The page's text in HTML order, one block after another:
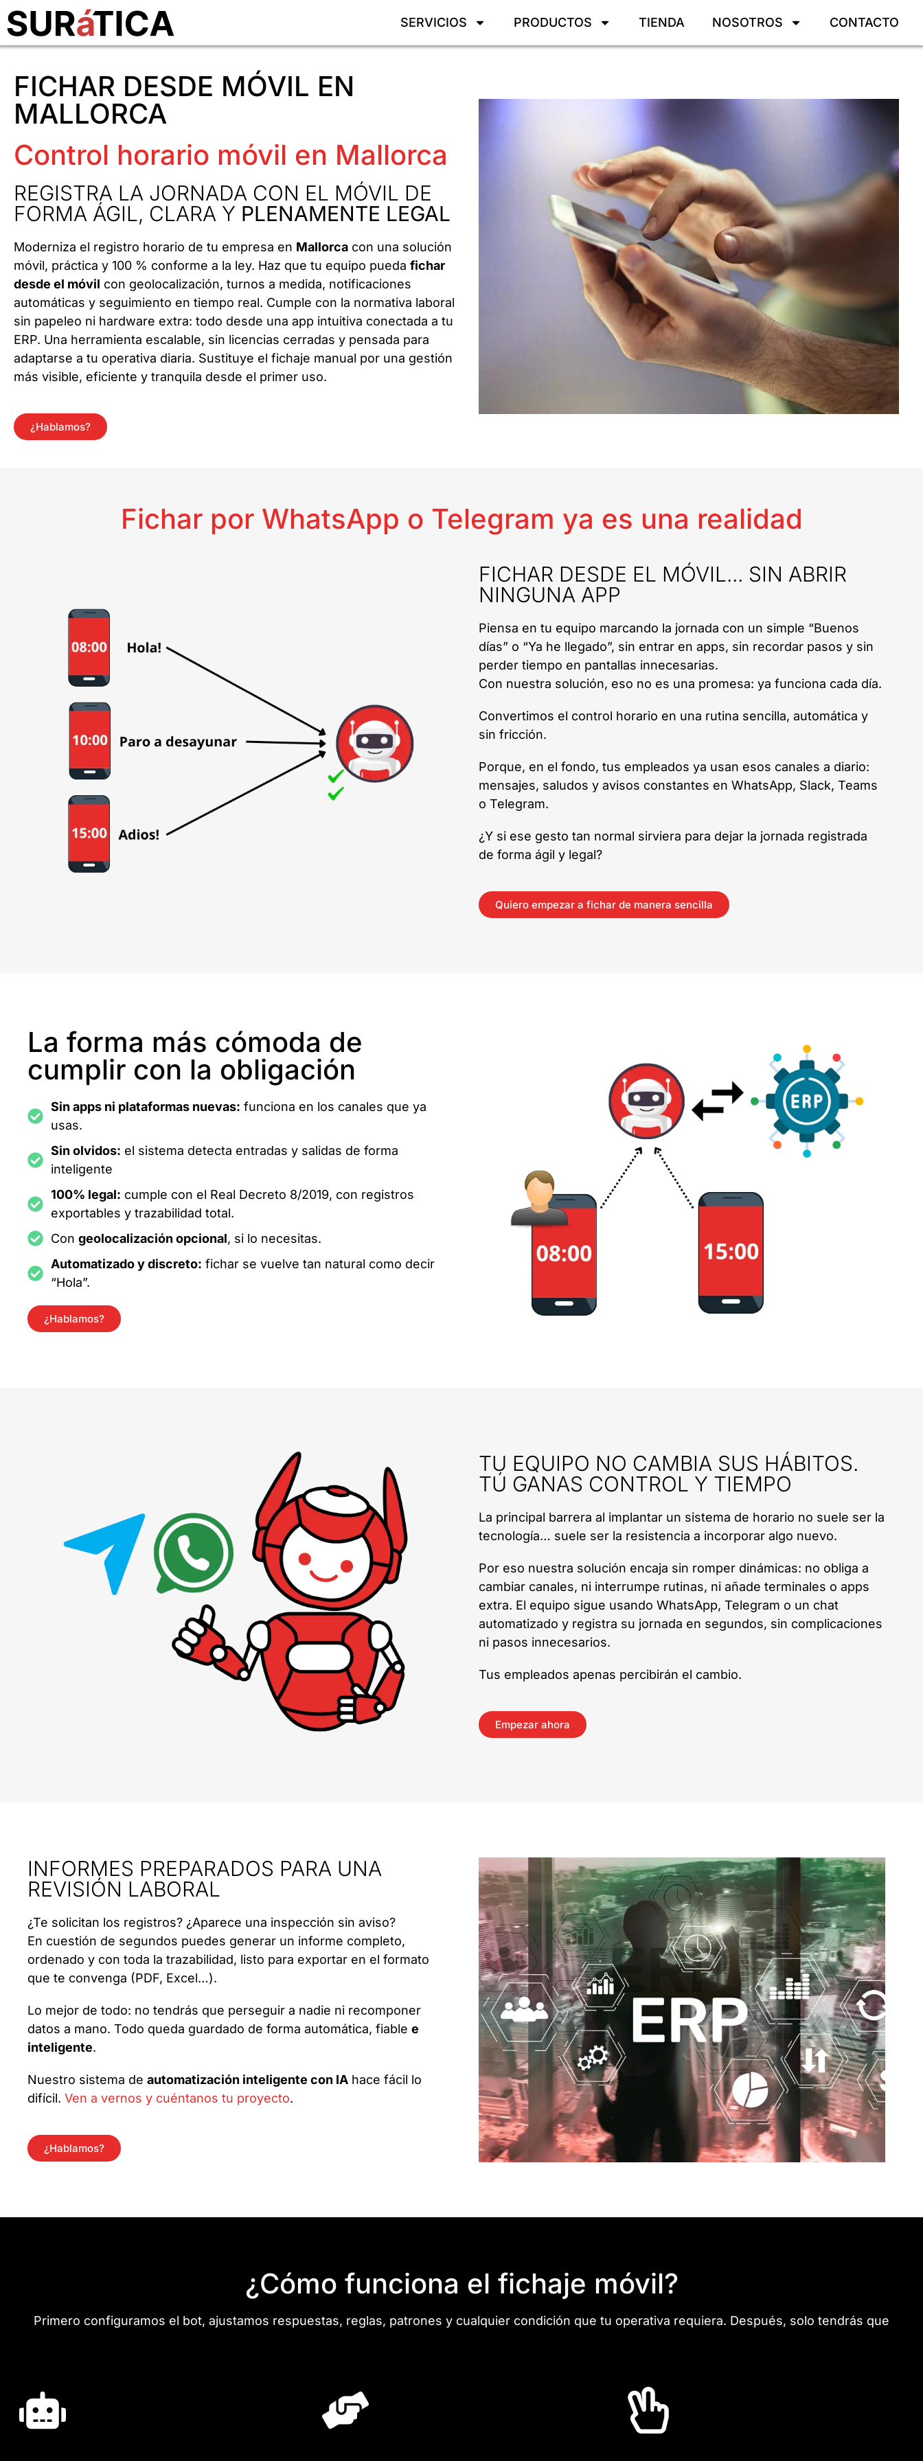
SERVICIOS PRODUCTOS TIENDA NOSOTROS CONTACTO
FICHAR DESDE MÓVIL EN
MALLORCA
Control horario móvil en Mallorca
REGISTRA LA JORNADA CON EL MÓVIL DE
FORMA ÁGIL, CLARA Y PLENAMENTE LEGAL
Moderniza el registro horario de tu empresa en Mallorca con una solución
móvil, práctica y 100 % conforme a la ley. Haz que tu equipo pueda fichar
desde el móvil con geolocalización, turnos a medida, notificaciones
automáticas y seguimiento en tiempo real. Cumple con la normativa laboral
sin papeleo ni hardware extra: todo desde una app intuitiva conectada a tu
ERP. Una herramienta escalable, sin licencias cerradas y pensada para
adaptarse a tu operativa diaria. Sustituye el fichaje manual por una gestión
más visible, eficiente y tranquila desde el primer uso.
¿Hablamos?
Fichar por WhatsApp o Telegram ya es una realidad
FICHAR DESDE EL MÓVIL... SIN ABRIR
NINGUNA APP
Piensa en tu equipo marcando la jornada con un simple “Buenos
días” o “Ya he llegado”, sin entrar en apps, sin recordar pasos y sin
perder tiempo en pantallas innecesarias.
Con nuestra solución, eso no es una promesa: ya funciona cada día.
Convertimos el control horario en una rutina sencilla, automática y
sin fricción.
Porque, en el fondo, tus empleados ya usan esos canales a diario:
mensajes, saludos y avisos constantes en WhatsApp, Slack, Teams
o Telegram.
¿Y si ese gesto tan normal sirviera para dejar la jornada registrada
de forma ágil y legal?
Quiero empezar a fichar de manera sencilla
La forma más cómoda de
cumplir con la obligación
Sin apps ni plataformas nuevas: funciona en los canales que ya
usas.
Sin olvidos: el sistema detecta entradas y salidas de forma
inteligente
100% legal: cumple con el Real Decreto 8/2019, con registros
exportables y trazabilidad total.
Con geolocalización opcional, si lo necesitas.
Automatizado y discreto: fichar se vuelve tan natural como decir
“Hola”.
¿Hablamos?
TU EQUIPO NO CAMBIA SUS HÁBITOS.
TÚ GANAS CONTROL Y TIEMPO
La principal barrera al implantar un sistema de horario no suele ser la
tecnología… suele ser la resistencia a incorporar algo nuevo.
Por eso nuestra solución encaja sin romper dinámicas: no obliga a
cambiar canales, ni interrumpe rutinas, ni añade terminales o apps
extra. El equipo sigue usando WhatsApp, Telegram o un chat
automatizado y registra su jornada en segundos, sin complicaciones
ni pasos innecesarios.
Tus empleados apenas percibirán el cambio.
Empezar ahora
INFORMES PREPARADOS PARA UNA
REVISIÓN LABORAL
¿Te solicitan los registros? ¿Aparece una inspección sin aviso?
En cuestión de segundos puedes generar un informe completo,
ordenado y con toda la trazabilidad, listo para exportar en el formato
que te convenga (PDF, Excel…).
Lo mejor de todo: no tendrás que perseguir a nadie ni recomponer
datos a mano. Todo queda guardado de forma automática, fiable e
inteligente.
Nuestro sistema de automatización inteligente con IA hace fácil lo
difícil. Ven a vernos y cuéntanos tu proyecto.
¿Hablamos?
¿Cómo funciona el fichaje móvil?
Primero configuramos el bot, ajustamos respuestas, reglas, patrones y cualquier condición que tu operativa requiera. Después, solo tendrás que